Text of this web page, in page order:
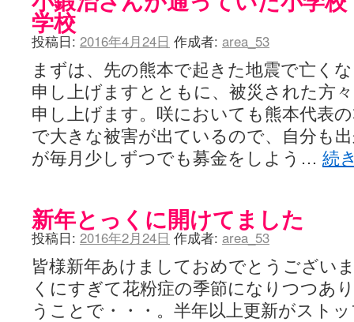
学校
投稿日: 2016年4月24日 作成者: area_53
まずは、先の熊本で起きた地震で亡く
申し上げますとともに、被災された方
申し上げます。咲においても熊本代表
で大きな被害が出ているので、自分も
が毎月少しずつでも募金をしよう… 続
新年とっくに開けてました
投稿日: 2016年2月24日 作成者: area_53
皆様新年あけましておめでとうござい
くにすぎて花粉症の季節になりつつあ
うことで・・・。半年以上更新がスト